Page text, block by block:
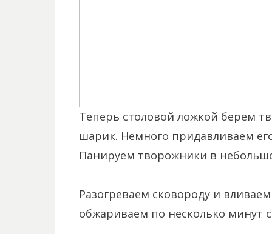
Теперь столовой ложкой берем
шарик. Немного придавливаем
Панируем творожники в
Разогреваем сковороду и
обжариваем по несколько минут